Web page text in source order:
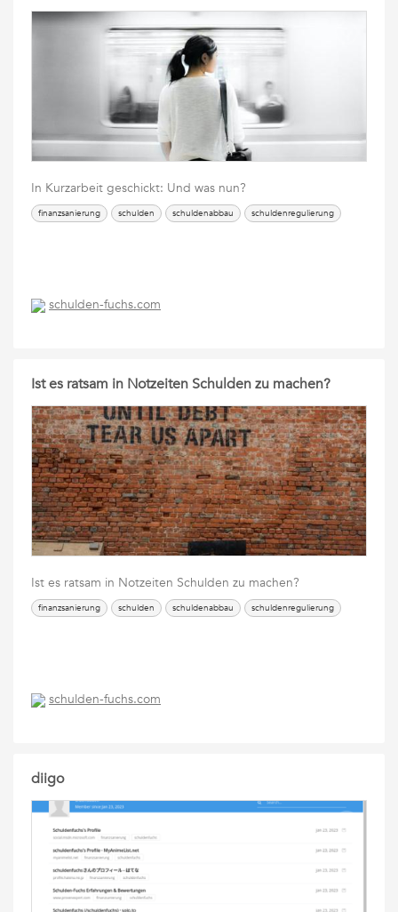
In Kurzarbeit geschickt: Und was nun?
finanzsanierung schulden schuldenabbau schuldenregulierung
schulden-fuchs.com
Ist es ratsam in Notzeiten Schulden zu machen?
Ist es ratsam in Notzeiten Schulden zu machen?
finanzsanierung schulden schuldenabbau schuldenregulierung
schulden-fuchs.com
diigo